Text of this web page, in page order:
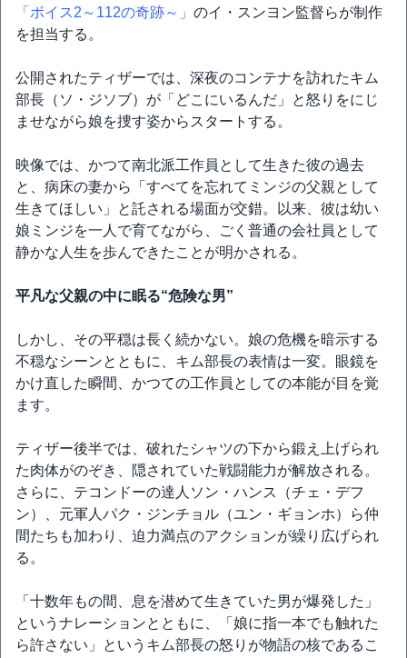
「ボイス2～112の奇跡～」 のイ・スンヨン監督らが制作
を担当する。
公開されたティザーでは、深夜のコンテナを訪れたキム
部長（ソ・ジソブ）が「どこにいるんだ」と怒りをにじ
ませながら娘を捜す姿からスタートする。
映像では、かつて南北派工作員として生きた彼の過去
と、病床の妻から「すべてを忘れてミンジの父親として
生きてほしい」と託される場面が交錯。以来、彼は幼い
娘ミンジを一人で育てながら、ごく普通の会社員として
静かな人生を歩んできたことが明かされる。
平凡な父親の中に眠る“危険な男”
しかし、その平穏は長く続かない。娘の危機を暗示する
不穏なシーンとともに、キム部長の表情は一変。眼鏡を
かけ直した瞬間、かつての工作員としての本能が目を覚
ます。
ティザー後半では、破れたシャツの下から鍛え上げられ
た肉体がのぞき、隠されていた戦闘能力が解放される。
さらに、テコンドーの達人ソン・ハンス（チェ・デフ
ン）、元軍人パク・ジンチョル（ユン・ギョンホ）ら仲
間たちも加わり、迫力満点のアクションが繰り広げられ
る。
「十数年もの間、息を潜めて生きていた男が爆発した」
というナレーションとともに、「娘に指一本でも触れた
ら許さない」というキム部長の怒りが物語の核であるこ